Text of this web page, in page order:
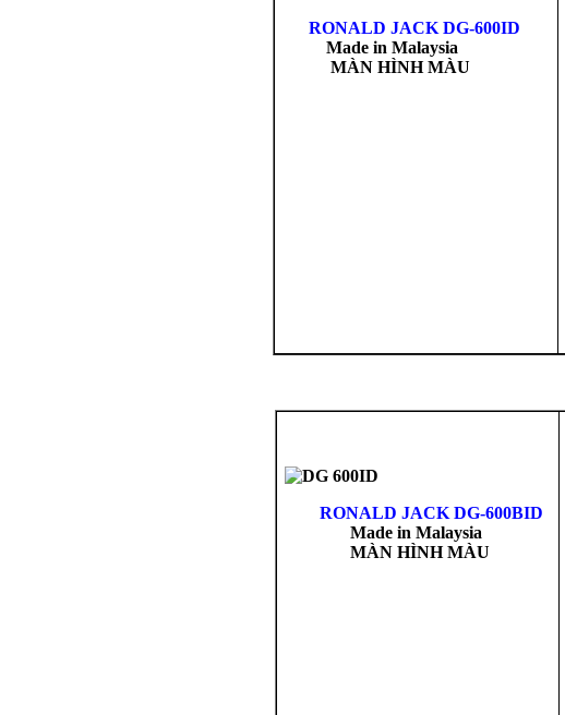
RONALDJACK DG-600ID
Made in Malaysia
MÀN HÌNH MÀU
RONALDJACK DG-600BID
Made in Malaysia
MÀN HÌNH MÀU